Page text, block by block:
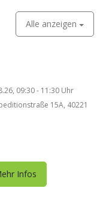
Alle anzeigen
09:30 - 11:30 Uhr
15A, 40221
Infos